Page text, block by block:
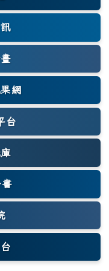
視窗)
網
視窗)
台
視窗)
視窗)